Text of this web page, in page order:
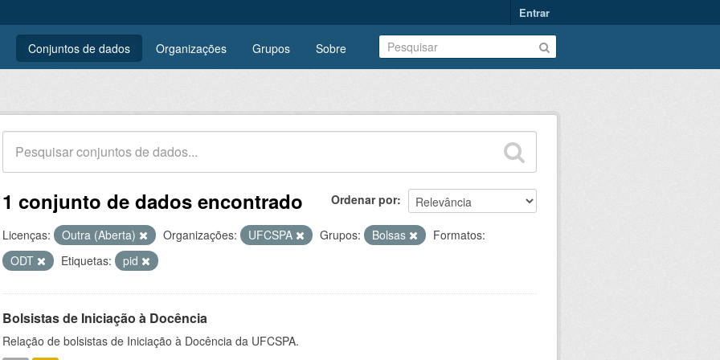
Entrar
Conjuntos de dados Organizações Grupos Sobre
Ordenar por
1 conjunto de dados encontrado
Licenças: Outra (Aberta) Organizações: UFCSPA Grupos: Bolsas
Formatos:
ODT
Etiquetas: pid
Bolsistas de Iniciação à Docência
Relação de bolsistas de Iniciação à Docência da UFCSPA.